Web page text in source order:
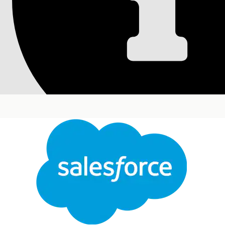
Den här texten har översatts med Salesforces maskinöversättningssystem. Mer information
Konfigurera mallen
Använd mallen Extrahera
meddelanden eller samtalssammanfattningar.
Versioner som krävs
Tillgängliga i: Lightning Experience
Tillgängliga i: Enterprise, och
försäljning eller Einstein 1.
Hantera uppmaningsmallar i Promptbyggaren:
Komma åt och köra uppmaningsmallen Extrahera
produktomnämnanden: